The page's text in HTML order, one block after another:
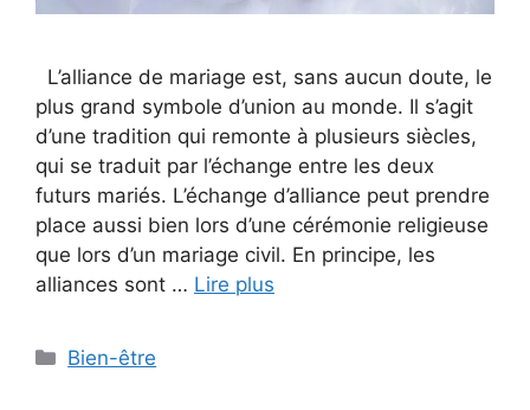
L’alliance de mariage est, sans aucun doute, le
plus grand symbole d’union au monde. Il s’agit
d’une tradition qui remonte à plusieurs siècles,
qui se traduit par l’échange entre les deux
futurs mariés. L’échange d’alliance peut prendre
place aussi bien lors d’une cérémonie religieuse
que lors d’un mariage civil. En principe, les
alliances sont … Lire plus
Categories
Bien-être